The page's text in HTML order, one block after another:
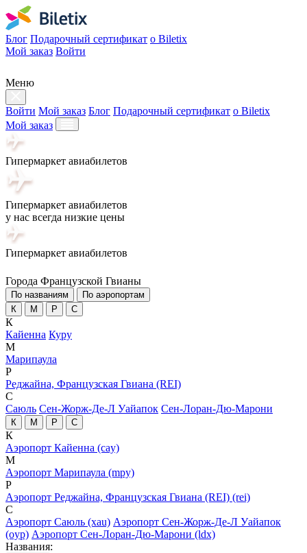
Блог Подарочный сертификат о Biletix
Мой заказ Войти
Меню
Войти Мой заказ Блог Подарочный сертификат о Biletix
Мой заказ
Гипермаркет авиабилетов
Гипермаркет авиабилетов
у нас всегда низкие цены
Гипермаркет авиабилетов
Города Французской Гвианы
По названиям
По аэропортам
К
М Р С
К
Кайенна Куру
М
Марипаула
Р
Реджайна, Французская Гвиана (REI)
С
Саюль Сен-Жорж-Де-Л Уайапок Сен-Лоран-Дю-Марони
К М Р С
К
Аэропорт Кайенна (cay)
М
Аэропорт Марипаула (mpy)
Р
Аэропорт Реджайна, Французская Гвиана (REI) (rei)
С
Аэропорт Саюль (xau) Аэропорт Сен-Жорж-Де-Л Уайапок
(oyp) Аэропорт Сен-Лоран-Дю-Марони (ldx)
Названия: